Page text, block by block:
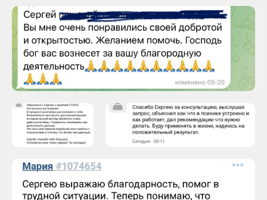
Бесплатная мини-
консультация
в Telegram
В Telegram вы можете задать свой вопрос
Я регулярно отвечаю на обращения,
связанные с сексуальной тревожностью,
СТОСН и другими сложными темами.